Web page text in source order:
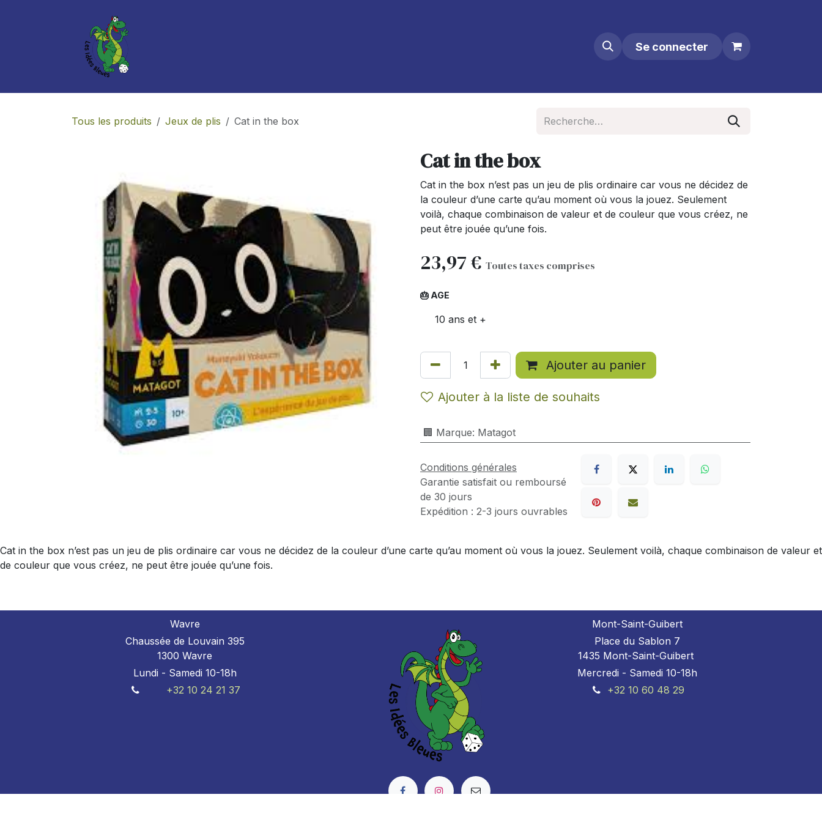
Se connecter
Tous les produits Jeux de plis Cat in the box
Cat in the box
Cat in the box n’est pas un jeu de plis ordinaire car vous ne décidez de
la couleur d’une carte qu’au moment où vous la jouez. Seulement
voilà, chaque combinaison de valeur et de couleur que vous créez, ne
peut être jouée qu’une fois.
23,97€ Toutes taxes comprises
🎂 AGE
10 ans et +
Ajouter au panier
Ajouter à la liste de souhaits
🏢 Marque: Matagot
Conditions générales
Garantie satisfait ou remboursé
de 30 jours
Expédition : 2-3 jours ouvrables
Cat in the box n’est pas un jeu de plis ordinaire car vous ne décidez de la couleur d’une carte qu’au moment où vous la jouez. Seulement voilà, chaque combinaison de valeur et
de couleur que vous créez, ne peut être jouée qu’une fois.
Wavre
Chaussée de Louvain 395
1300 Wavre
Lundi - Samedi 10-18h
+32 10 24 21 37
Mont-Saint-Guibert
Place du Sablon 7
1435 Mont-Saint-Guibert
Mercredi - Samedi 10-18h
+32 10 60 48 29